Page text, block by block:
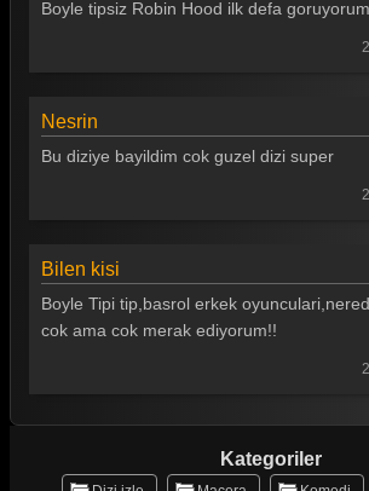
Boyle tipsiz Robin Hood ilk defa goruyorum
Nesrin
Bu diziye bayildim cok guzel dizi super
Bilen kisi
Boyle Tipi tip,basrol erkek
cok ama cok merak ediyorum!!
Kategoriler